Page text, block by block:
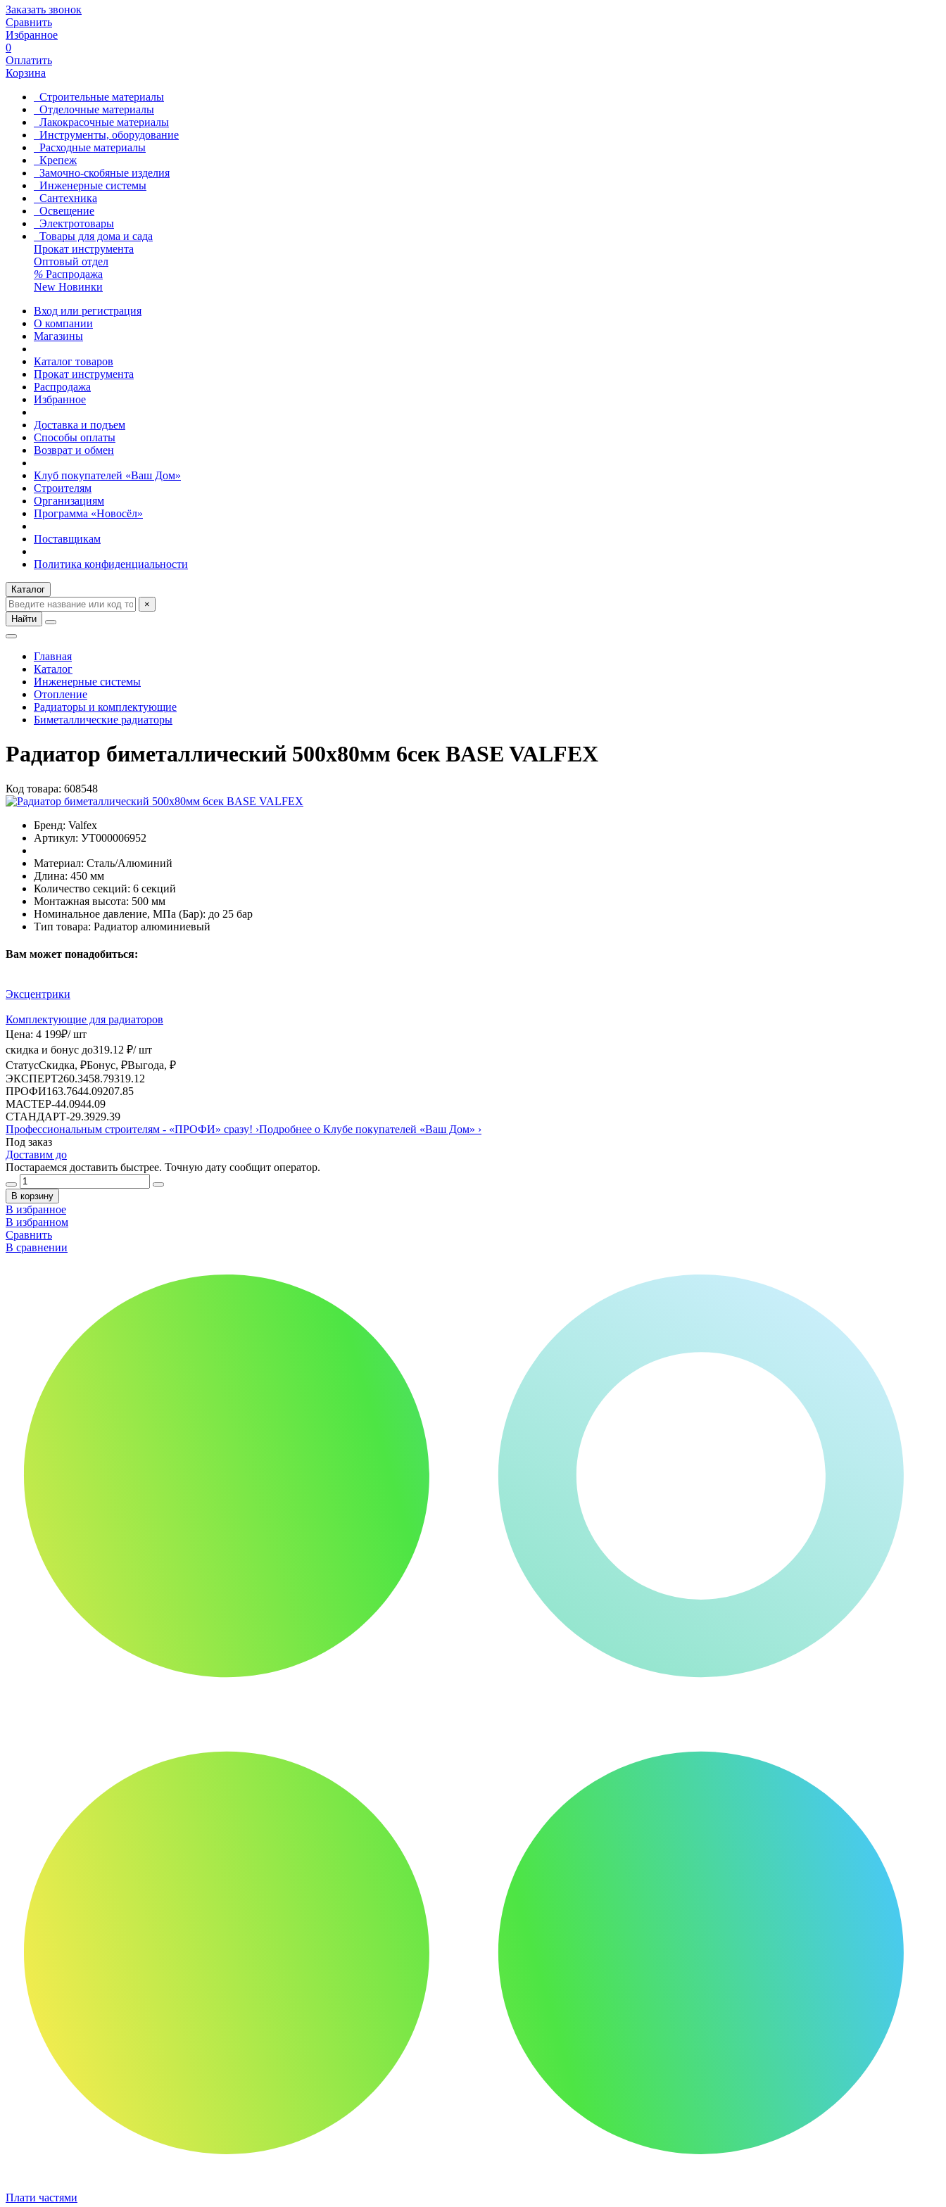
Заказать звонок
Сравнить
Избранное
0
Оплатить
Корзина
Строительные материалы
Отделочные материалы
Лакокрасочные материалы
Инструменты, оборудование
Расходные материалы
Крепеж
Замочно-скобяные изделия
Инженерные системы
Сантехника
Освещение
Электротовары
Товары для дома и сада
Прокат инструмента
Оптовый отдел
% Распродажа
New Новинки
Вход или регистрация
О компании
Магазины
Каталог товаров
Прокат инструмента
Распродажа
Избранное
Доставка и подъем
Способы оплаты
Возврат и обмен
Клуб покупателей «Ваш Дом»
Строителям
Организациям
Программа «Новосёл»
Поставщикам
Политика конфиденциальности
Каталог
×
Найти
Главная
Каталог
Инженерные системы
Отопление
Радиаторы и комплектующие
Биметаллические радиаторы
Радиатор биметаллический 500х80мм 6сек BASE VALFEX
Код товара: 608548
Бренд: Valfex
Артикул: УТ000006952
Материал: Сталь/Алюминий
Длина: 450 мм
Количество секций: 6 секций
Монтажная высота: 500 мм
Номинальное давление, МПа (Бар): до 25 бар
Тип товара: Радиатор алюминиевый
Вам может понадобиться:
Эксцентрики
Комплектующие для радиаторов
Цена: 4 199₽/ шт
скидка и бонус до319.12 ₽/ шт
СтатусСкидка, ₽Бонус, ₽Выгода, ₽
ЭКСПЕРТ260.3458.79319.12
ПРОФИ163.7644.09207.85
МАСТЕР-44.0944.09
СТАНДАРТ-29.3929.39
Профессиональным строителям - «ПРОФИ» сразу! ›Подробнее о Клубе покупателей «Ваш Дом» ›
Под заказ
Доставим до
Постараемся доставить быстрее. Точную дату сообщит оператор.
В корзину
В избранное
В избранном
Сравнить
В сравнении
Плати частями